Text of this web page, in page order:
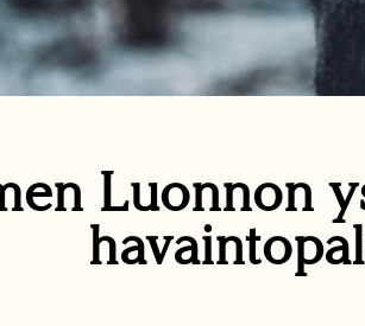
Luonnon